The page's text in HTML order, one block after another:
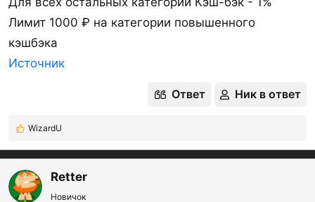
Лимит 1000 ₽ на категории повышенного
кэшбэка
Источник
Ответ Ник в ответ
Р
е
а
к
ц
WizardU
Retter
Новичок